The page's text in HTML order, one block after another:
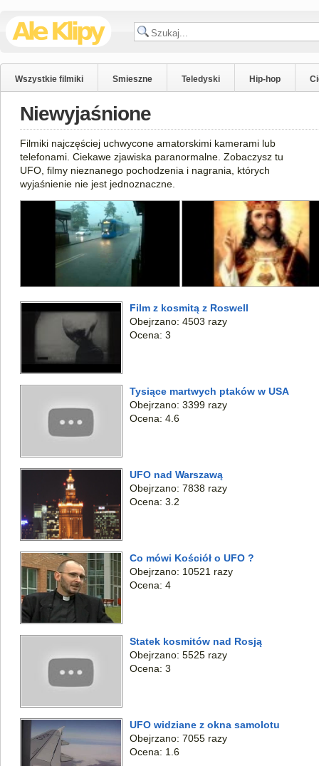
Wszystkie filmiki Smieszne Teledyski Hip-hop
Niewyjaśnione
Filmiki najczęściej uchwycone amatorskimi kamerami lub
telefonami. Ciekawe zjawiska paranormalne. Zobaczysz tu
UFO, filmy nieznanego pochodzenia i nagrania, których
wyjaśnienie nie jest jednoznaczne.
Film z kosmitą z Roswell
Obejrzano: 4503 razy
Ocena: 3
Tysiące martwych ptaków w USA
Obejrzano: 3399 razy
Ocena: 4.6
UFO nad Warszawą
Obejrzano: 7838 razy
Ocena: 3.2
Co mówi Kościół o UFO ?
Obejrzano: 10521 razy
Ocena: 4
Statek kosmitów nad Rosją
Obejrzano: 5525 razy
Ocena: 3
UFO widziane z okna samolotu
Obejrzano: 7055 razy
Ocena: 1.6